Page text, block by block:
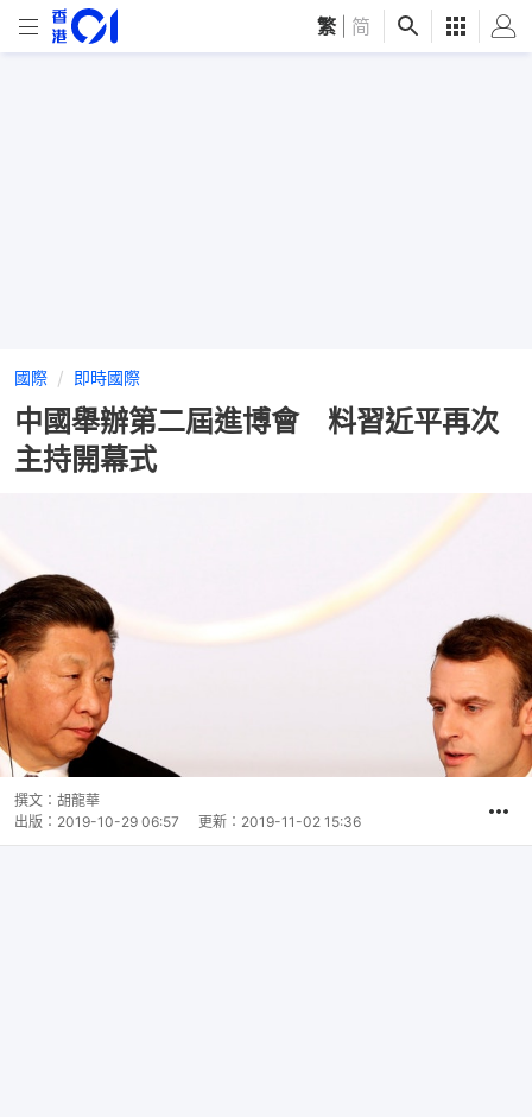
繁 简
國際 即時國際
中國舉辦第二屆進博會 料習近平再次
主持開幕式
撰文： 胡龍華
出版： 2019-10-29 06:57 更新： 2019-11-02 15:36